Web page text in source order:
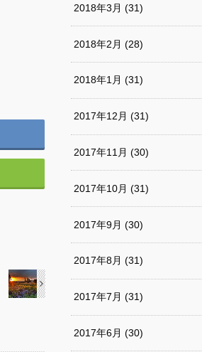
2018年3月 (31)
2018年2月 (28)
2018年1月 (31)
2017年12月 (31)
2017年11月 (30)
2017年10月 (31)
2017年9月 (30)
2017年8月 (31)
2017年7月 (31)
2017年6月 (30)